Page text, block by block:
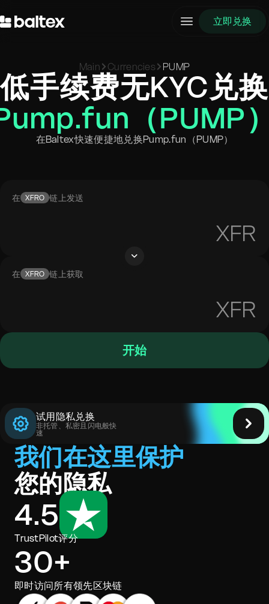
立即兑换
Main Currencies PUMP
低手续费无KYC兑换
（PUMP
在Baltex快速便捷地兑换Pump.fun（PUMP）
在 XFRO 链上发送
XFR
在 XFRO 链上获取
XFR
开始
试用隐私兑换
非托管、私密且闪电般快
速
我们在这里保护
您的隐私
4.5
TrustPilot评分
30+
即时访问所有领先区块链